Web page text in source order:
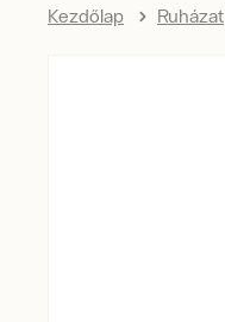
Kezdőlap Ruházat